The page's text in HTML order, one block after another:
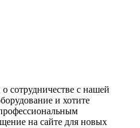
сотрудничестве с нашей
и хотите
на сайте для новых